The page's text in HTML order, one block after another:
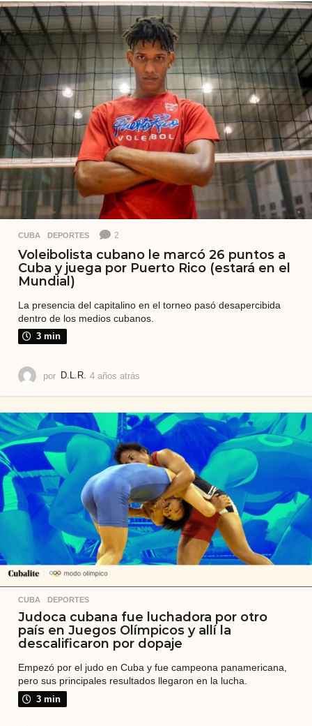
o
s
t
r
á
s
CUBA ,DEPORTES 2
Voleibolista cubano le marcó 26 puntos a
Cuba y juega por Puerto Rico (estará en el
Mundial)
La presencia del capitalino en el torneo pasó desapercibida
dentro de los medios cubanos.
3 min
por D.L.R. 4 años atrás
o
a
t
r
á
s
CUBA ,DEPORTES
Judoca cubana fue luchadora por otro
país en Juegos Olímpicos y allí la
descalificaron por dopaje
Empezó por el judo en Cuba y fue campeona panamericana,
pero sus principales resultados llegaron en la lucha.
3 min